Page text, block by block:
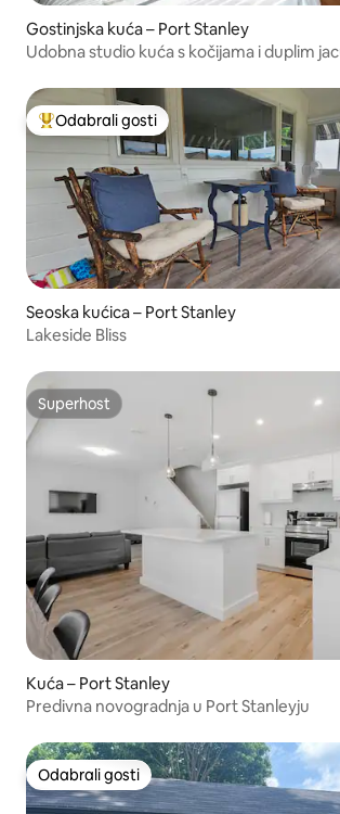
Gostinjska kuća – Port Stanley
Udobna studio kuća s kočijama i
Među najviše rangiranima s oznakom
Odabrali gosti
Seoska kućica – Port Stanley
Lakeside Bliss
Superhost
Superhost
Kuća – Port Stanley
Predivna novogradnja u Port Stanleyju
Odabrali gosti
Odabrali gosti